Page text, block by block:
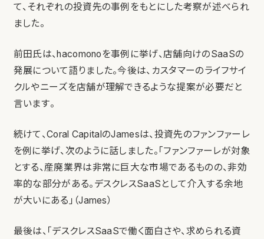
て、それぞれの投資先の事例をもとにした考察が述べられ
ました。
前田氏は、hacomonoを事例に挙げ、店舗向けのSaaSの
発展について語りました。今後は、カスタマーのライフサイ
クルやニーズを店舗が理解できるような提案が必要だと
言います。
続けて、Coral CapitalのJamesは、投資先のファンファーレ
を例に挙げ、次のように話しました。「ファンファーレが対象
とする、産廃業界は非常に巨大な市場であるものの、非効
率的な部分がある。デスクレスSaaSとして介入する余地
が大いにある」（James）
最後は、「デスクレスSaaSで働く面白さや、求められる資